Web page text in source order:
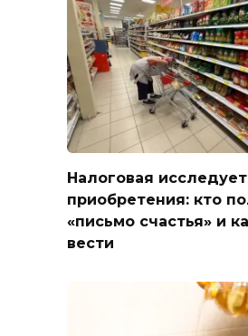
Налоговая
приобретения: кто
«письмо счастья» и
вести